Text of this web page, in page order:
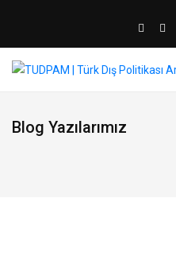
Blog Yazılarımız